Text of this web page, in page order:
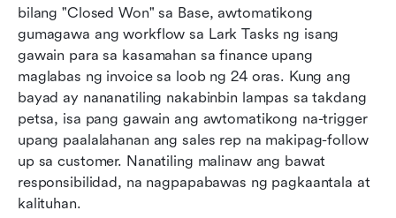
bilang "Closed Won" sa Base, awtomatikong
gumagawa ang workflow sa Lark Tasks ng isang
gawain para sa kasamahan sa finance upang
maglabas ng invoice sa loob ng 24 oras. Kung ang
bayad ay nananatiling nakabinbin lampas sa takdang
petsa, isa pang gawain ang awtomatikong na-trigger
upang paalalahanan ang sales rep na makipag-follow
up sa customer. Nanatiling malinaw ang bawat
responsibilidad, na nagpapabawas ng pagkaantala at
kalituhan.